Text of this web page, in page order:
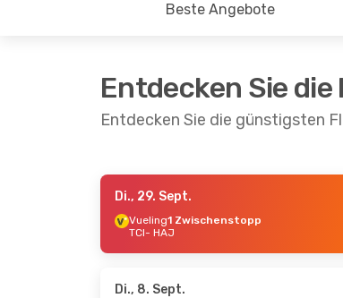
Beste Angebote
Entdecken Sie
Entdecken Sie die günstigsten
- Mo., 21. Sept.
Di., 29. Sept.
Vueling1 Zwischenstopp
TCI- HAJ
Di., 8. Sept.